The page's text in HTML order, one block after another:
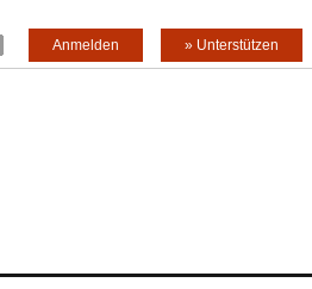
» Unterstützen
Anmelden